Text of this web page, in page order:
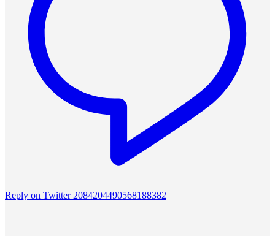
Reply on Twitter 2084204490568188382